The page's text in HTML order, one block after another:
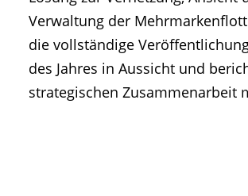
• Artikel nach Hersteller/
Verwaltung der
die vollständige
des Jahres in Aussicht und
strategischen Zusammenarbeit